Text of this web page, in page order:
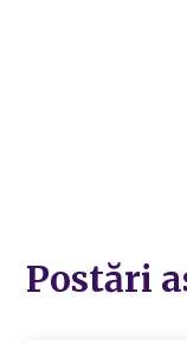
Postări